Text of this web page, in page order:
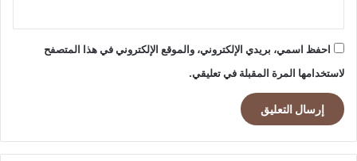
احفظ اسمي، بريدي الإلكتروني، والموقع الإلكتروني في هذا المتصفح
لاستخدامها المرة المقبلة في تعليقي.